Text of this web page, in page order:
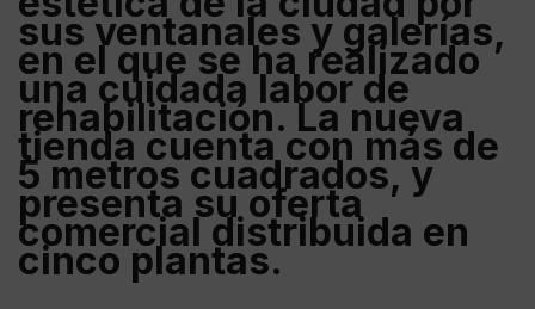
sus ventanales y galerías,
en el que se ha realizado
una cuidada labor de
rehabilitación. La nueva
tienda cuenta con más de
5 metros cuadrados, y
presenta su oferta
comercial distribuida en
cinco plantas.